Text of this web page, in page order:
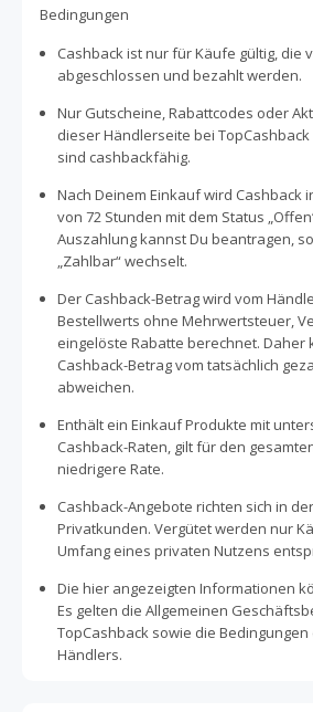
Bedingungen
Cashback ist nur für Käufe gültig, die
abgeschlossen und bezahlt werden.
Nur Gutscheine, Rabattcodes oder
dieser Händlerseite bei
sind cashbackfähig.
Nach Deinem Einkauf wird Cashback
von 72 Stunden mit dem Status
Auszahlung kannst Du beantragen,
„Zahlbar“ wechselt.
Der Cashback-Betrag wird vom
Bestellwerts ohne Mehrwertsteuer,
eingelöste Rabatte berechnet. Daher
Cashback-Betrag vom tatsächlich
abweichen.
Enthält ein Einkauf Produkte mit
Cashback-Raten, gilt für den
niedrigere Rate.
Cashback-Angebote richten sich in
Privatkunden. Vergütet werden nur
Umfang eines privaten Nutzens
Die hier angezeigten Informationen
Es gelten die Allgemeinen
TopCashback sowie die
Händlers.